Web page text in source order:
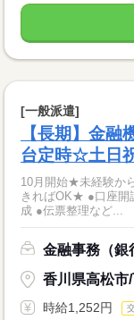
[一般派遣]
【長期】金
台定時☆土日
10月開始★未経験か
きればOK★ ●口座開
成 ●伝票整理など...
金融事務（銀
香川県高松市/
時給1,252円